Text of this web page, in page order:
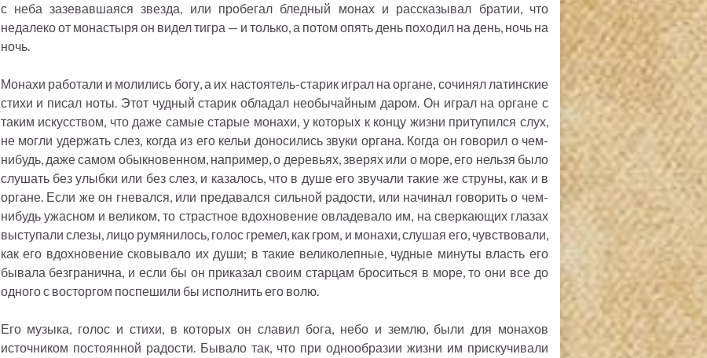
с неба зазевавшаяся звезда, или пробегал бледный монах и рассказывал братии, что
недалеко от монастыря он видел тигра — и только, а потом опять день походил на день, ночь на
ночь.
Монахи работали и молились богу, а их настоятель-старик играл на органе, сочинял латинские
стихи и писал ноты. Этот чудный старик обладал необычайным даром. Он играл на органе с
таким искусством, что даже самые старые монахи, у которых к концу жизни притупился слух,
не могли удержать слез, когда из его кельи доносились звуки органа. Когда он говорил о чем-
нибудь, даже самом обыкновенном, например, о деревьях, зверях или о море, его нельзя было
слушать без улыбки или без слез, и казалось, что в душе его звучали такие же струны, как и в
органе. Если же он гневался, или предавался сильной радости, или начинал говорить о чем-
нибудь ужасном и великом, то страстное вдохновение овладевало им, на сверкающих глазах
выступали слезы, лицо румянилось, голос гремел, как гром, и монахи, слушая его, чувствовали,
как его вдохновение сковывало их души; в такие великолепные, чудные минуты власть его
бывала безгранична, и если бы он приказал своим старцам броситься в море, то они все до
одного с восторгом поспешили бы исполнить его волю.
Его музыка, голос и стихи, в которых он славил бога, небо и землю, были для монахов
источником постоянной радости. Бывало так, что при однообразии жизни им прискучивали